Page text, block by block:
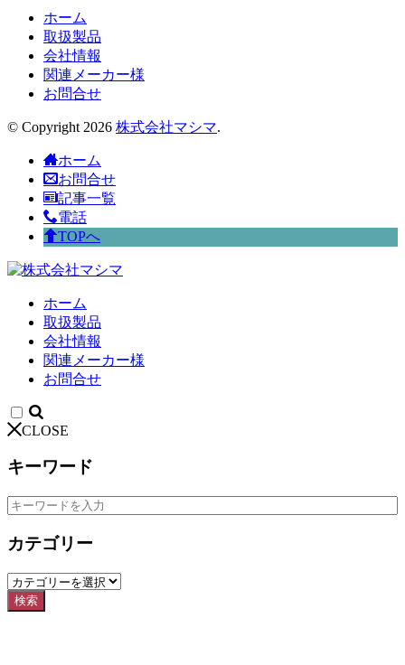
ホーム
取扱製品
会社情報
関連メーカー様
お問合せ
© Copyright 2026 株式会社マシマ.
ホーム
お問合せ
記事一覧
電話
TOPへ
ホーム
取扱製品
会社情報
関連メーカー様
お問合せ
CLOSE
キーワード
カテゴリー
検索